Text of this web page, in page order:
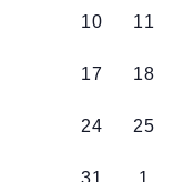
0
10
0
11
0
17
0
18
0
24
0
25
0
0